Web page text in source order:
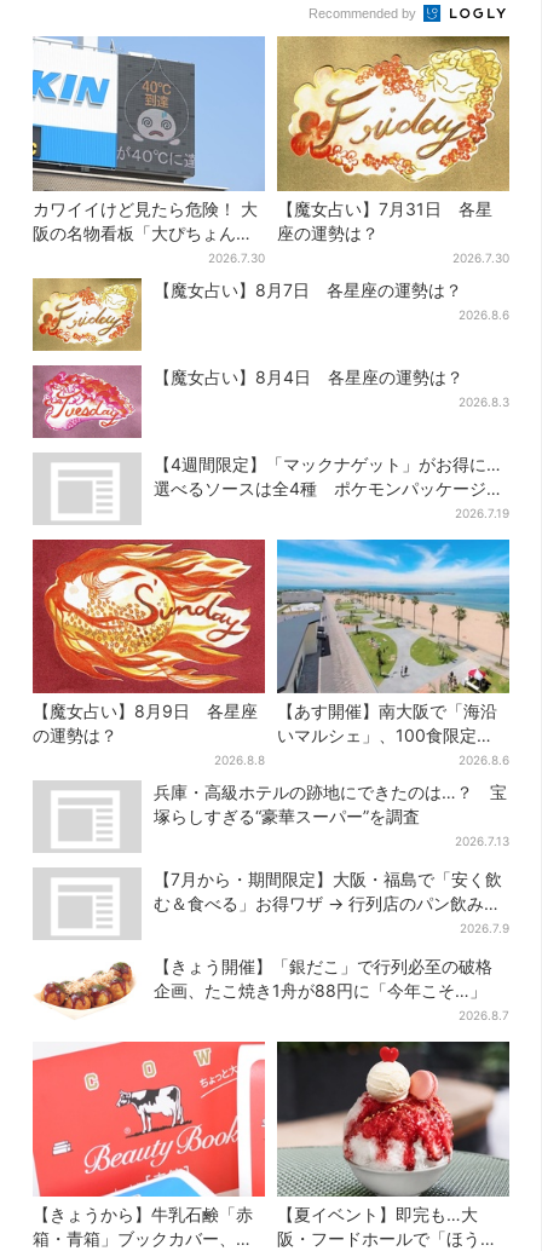
Recommended by
カワイイけど見たら危険！ 大
阪の名物看板「大ぴちょんく
ん」に異変、青→真っ黒に…
2026.7.30
【魔女占い】7月31日 各星
座の運勢は？
2026.7.30
【魔女占い】8月7日 各星座の運勢は？
2026.8.6
【魔女占い】8月4日 各星座の運勢は？
2026.8.3
【4週間限定】「マックナゲット」がお得に…
選べるソースは全4種 ポケモンパッケージは
2026.7.19
【魔女占い】8月9日 各星座
の運勢は？
2026.8.8
【あす開催】南大阪で「海沿
いマルシェ」、100食限定
「たこ飯」のふるまい＆キッ
ズ縁日も
2026.8.6
兵庫・高級ホテルの跡地にできたのは…？ 宝
塚らしすぎる“豪華スーパー”を調査
2026.7.13
【7月から・期間限定】大阪・福島で「安く飲
む＆食べる」お得ワザ → 行列店のパン飲みセ
2026.7.9
【きょう開催】「銀だこ」で行列必至の破格
企画、たこ焼き1舟が88円に「今年こそ…」
2026.8.7
【きょうから】牛乳石鹸「赤
箱・青箱」ブックカバー、大
【夏イベント】即完も…大
阪・フードホールで「ほうせ